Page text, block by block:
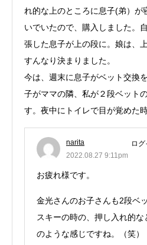
れ的な上のところに息子(弟）が
いでいたので、購入しました。
張した息子が上の段に。娘は、
すんなり決まりました。
今は、週末に息子がベット交換
子がママの隣、私が２段ベット
す。夜中にトイレで目が覚めた
narita
2022.08.27 9:11pm
ロ
お疲れ様です。
金光さんのお子さんも2段ベ
スキーの時の、押し入れ的
のような感じですね。（笑）